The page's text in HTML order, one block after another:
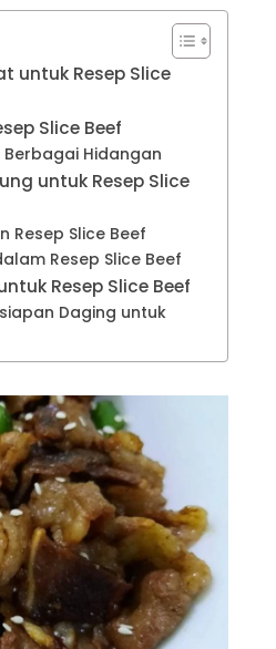
untuk Resep Slice
Slice Beef
Berbagai Hidangan
untuk Resep Slice
Resep Slice Beef
Resep Slice Beef
Resep Slice Beef
Daging untuk